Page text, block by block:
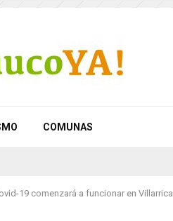
COMUNAS
19 comenzará a funcionar en Villarrica